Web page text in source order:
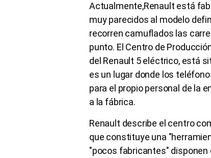
Actualmente,Renault está
muy parecidos al modelo
recorren camuflados las
punto. El Centro de
del Renault 5 eléctrico, está
es un lugar donde los
para el propio personal de la
a la fábrica.
Renault describe el centro
que constituye una
"pocos fabricantes" disponen